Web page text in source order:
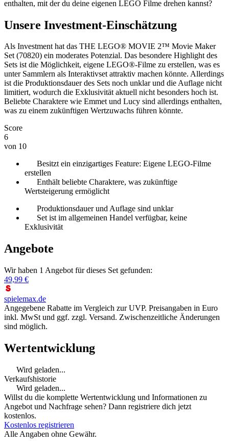
enthalten, mit der du deine eigenen LEGO Filme drehen kannst?
Unsere Investment-Einschätzung
Als Investment hat das THE LEGO® MOVIE 2™ Movie Maker
Set (70820) ein moderates Potenzial. Das besondere Highlight des
Sets ist die Möglichkeit, eigene LEGO®-Filme zu erstellen, was es
unter Sammlern als Interaktivset attraktiv machen könnte. Allerdings
ist die Produktionsdauer des Sets noch unklar und die Auflage nicht
limitiert, wodurch die Exklusivität aktuell nicht besonders hoch ist.
Beliebte Charaktere wie Emmet und Lucy sind allerdings enthalten,
was zu einem zukünftigen Wertzuwachs führen könnte.
Score
6
von 10
Besitzt ein einzigartiges Feature: Eigene LEGO-Filme
erstellen
Enthält beliebte Charaktere, was zukünftige
Wertsteigerung ermöglicht
Produktionsdauer und Auflage sind unklar
Set ist im allgemeinen Handel verfügbar, keine
Exklusivität
Angebote
Wir haben 1 Angebot für dieses Set gefunden:
49,99 €
spielemax.de
Angegebene Rabatte im Vergleich zur UVP. Preisangaben in Euro
inkl. MwSt und ggf. zzgl. Versand. Zwischenzeitliche Änderungen
sind möglich.
Wertentwicklung
Wird geladen...
Verkaufshistorie
Wird geladen...
Willst du die komplette Wertentwicklung und Informationen zu
Angebot und Nachfrage sehen? Dann registriere dich jetzt
kostenlos.
Kostenlos registrieren
Alle Angaben ohne Gewähr.